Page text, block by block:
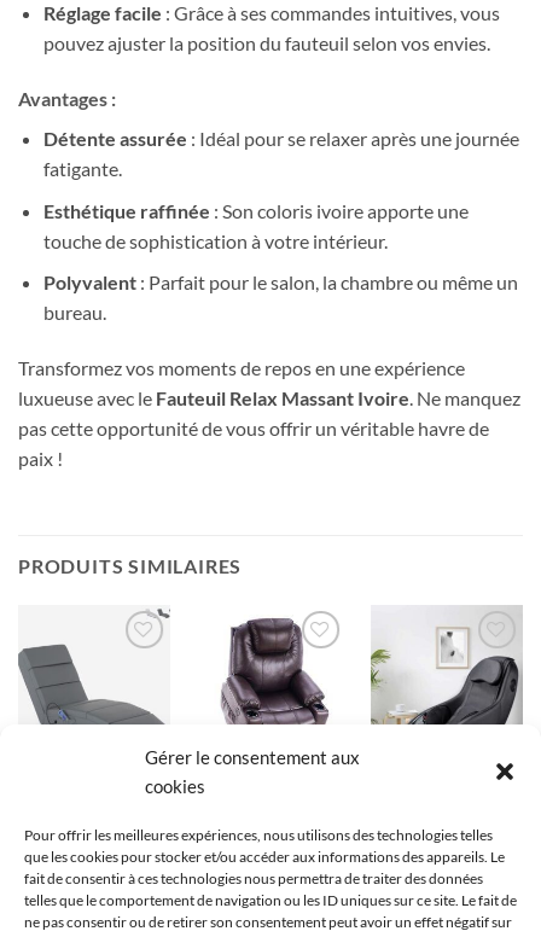
Gérer le consentement aux
cookies
Pour offrir les meilleures expériences, nous utilisons des technologies telles
que les cookies pour stocker et/ou accéder aux informations des appareils. Le
fait de consentir à ces technologies nous permettra de traiter des données
telles que le comportement de navigation ou les ID uniques sur ce site. Le fait de
ne pas consentir ou de retirer son consentement peut avoir un effet négatif sur
Réglage facile : Grâce à ses commandes intuitives, vous
pouvez ajuster la position du fauteuil selon vos envies.
Avantages :
Détente assurée : Idéal pour se relaxer après une journée
fatigante.
Esthétique raffinée : Son coloris ivoire apporte une
touche de sophistication à votre intérieur.
Polyvalent: Parfait pour le salon, la chambre ou même un
bureau.
Transformez vos moments de repos en une expérience
luxueuse avec le Fauteuil Relax Massant Ivoire. Ne manquez
pas cette opportunité de vous offrir un véritable havre de
paix !
PRODUITS SIMILAIRES
de
souhaits
Chaise longue
massante
chauffante fauteuil
en similicuir rennes
– gris
290,95€
Ajouter
à la liste
de
souhaits
Fauteuil électrique
M MCombo
releveur, connexion
USB (similicuir
marron)
499,99€
Ajouter
à la liste
souhaits
Fauteuil massant
irest 3d massage –
noir